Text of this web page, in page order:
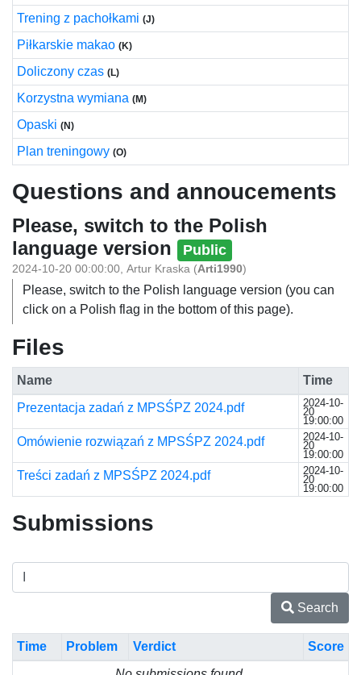
Trening z pachołkami (J)
Piłkarskie makao (K)
Doliczony czas (L)
Korzystna wymiana (M)
Opaski (N)
Plan treningowy (O)
Questions and annoucements
Please, switch to the Polish
language version
Public
2024-10-20 00:00:00 Artur Kraska (Arti1990)
Please, switch to the Polish language version (you can
click on a Polish flag in the bottom of this page).
Files
Name
Time
Prezentacja zadań z MPSŚPZ 2024.pdf
2024-10-
20
19:00:00
Omówienie rozwiązań z MPSŚPZ 2024.pdf 2024-10-
20
19:00:00
Treści zadań z MPSŚPZ 2024.pdf 2024-10-
20
19:00:00
Submissions
Search
Time Problem Verdict
Score